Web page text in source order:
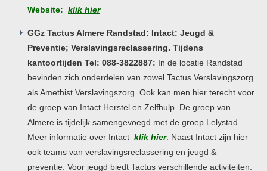
Website: klik hier
GGz Tactus Almere Randstad: Intact: Jeugd &
Preventie; Verslavingsreclassering. Tijdens
kantoortijden Tel: 088-3822887: In de locatie Randstad
bevinden zich onderdelen van zowel Tactus Verslavingszorg
als Amethist Verslavingszorg. Ook kan men hier terecht voor
de groep van Intact Herstel en Zelfhulp. De groep van
Almere is tijdelijk samengevoegd met de groep Lelystad.
Meer informatie over Intact klik hier. Naast Intact zijn hier
ook teams van verslavingsreclassering en jeugd &
preventie. Voor jeugd biedt Tactus verschillende activiteiten.